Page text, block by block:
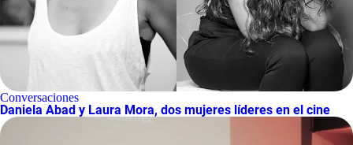
Conversaciones
Daniela Abad y Laura Mora, dos mujeres líderes en el cine